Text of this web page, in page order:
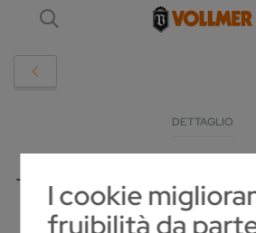
I cookie
fruibilità da
DETTAGLIO
TALENTE AUS DER
BESTE